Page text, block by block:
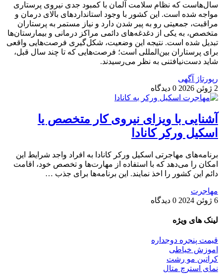
سال‌هاست که نظام سلامت آلمان با کمبود جدی نیروی پرستاری
مواجه شده است. این کشور با وجود استانداردهای بالای درمان و
مراقبت، جمعیتی رو به پیر شدن دارد و نیاز مستمر به پرستاران
متخصص، به یکی از دغدغه‌های دائمی مراکز درمانی و بیمارستان‌ها
تبدیل شده است. نتیجه این وضعیت، شکل‌گیری فرصت‌هایی واقعی
برای پرستاران بین‌المللی است؛ فرصت‌هایی که تا چند سال قبل،
شاید دست‌نیافتنی به نظر می‌رسیدند.
رپورتاژ آگهی
2 ژوئن 2026
0 دیدگاه
آشنایی با ویزای نیروی کار متخصص یا
اسکیل ورکر کانادا
برنامه‌های مهاجرتی اسکیل ورکر کانادا به افراد واجد شرایط این
امکان را می‌دهد که با استفاده از مهارت‌ها و تخصص خود، اقامت
دائم این کشور را اخذ نمایند. این برنامه‌ها برای جذب …
مهاجرت
6 ژوئن 2024
0 دیدگاه
لینک های ویژه
قیمت پنجره دوجداره
اموزش خیاطی
کراتین مو رشت
نمای استرچ متال